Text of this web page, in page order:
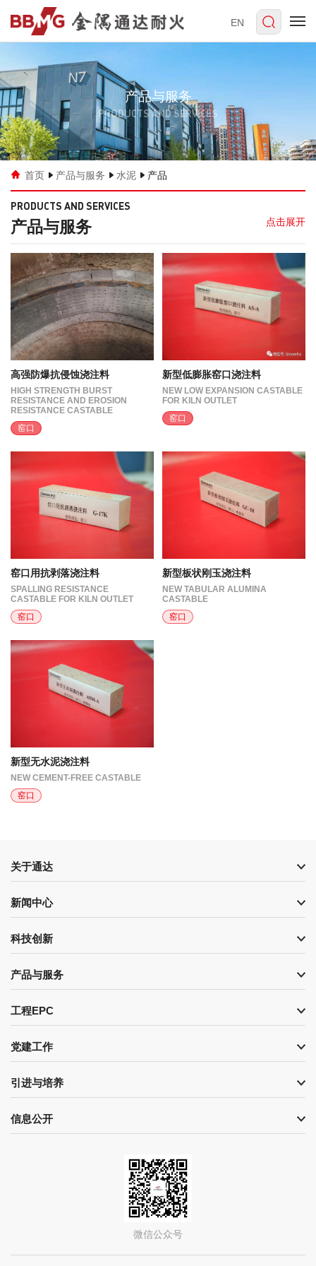
EN
产品与服务
PRODUCTS AND SERVICES
首页 产品与服务 水泥 产品
PRODUCTS AND SERVICES
产品与服务
高强防爆抗侵蚀浇注料
HIGH STRENGTH BURST
RESISTANCE AND EROSION
RESISTANCE CASTABLE
窑口
新型低膨胀窑口浇注料
NEW LOW EXPANSION CASTABLE
FOR KILN OUTLET
窑口
窑口用抗剥落浇注料
SPALLING RESISTANCE
CASTABLE FOR KILN OUTLET
窑口
新型板状刚玉浇注料
NEW TABULAR ALUMINA
CASTABLE
窑口
新型无水泥浇注料
NEW CEMENT-FREE CASTABLE
窑口
关于通达
新闻中心
科技创新
产品与服务
工程EPC
党建工作
引进与培养
信息公开
微信公众号